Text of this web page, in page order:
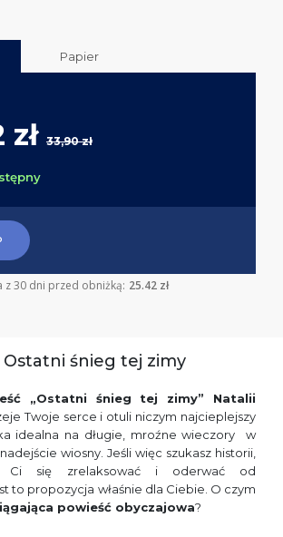
Papier
zł 33,90 zł
z 30 dni przed obniżką: 25.42 zł
Ostatni śnieg tej zimy
„Ostatni śnieg tej zimy” Natalii
Twoje serce i otuli niczym najcieplejszy
idealna na długie, mroźne wieczory w
wiosny. Jeśli więc szukasz historii,
Ci się zrelaksować i oderwać od
to propozycja właśnie dla Ciebie. O czym
powieść obyczajowa?